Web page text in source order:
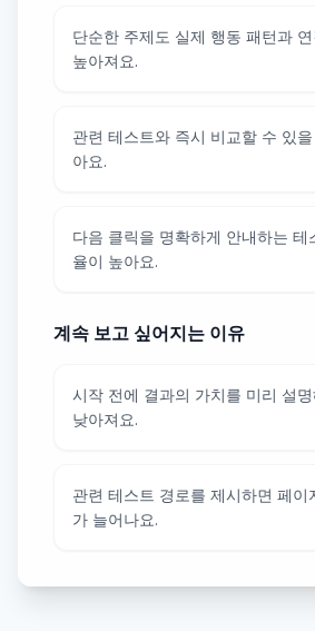
단순한 주제도 실제 행동 패턴과
높아져요.
관련 테스트와 즉시 비교할 수 있
아요.
다음 클릭을 명확하게 안내하는 테
율이 높아요.
계속 보고 싶어지는 이유
시작 전에 결과의 가치를 미리 설
낮아져요.
관련 테스트 경로를 제시하면 페이
가 늘어나요.